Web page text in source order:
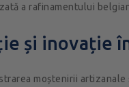
a rafinamentului
și inovație
moștenirii